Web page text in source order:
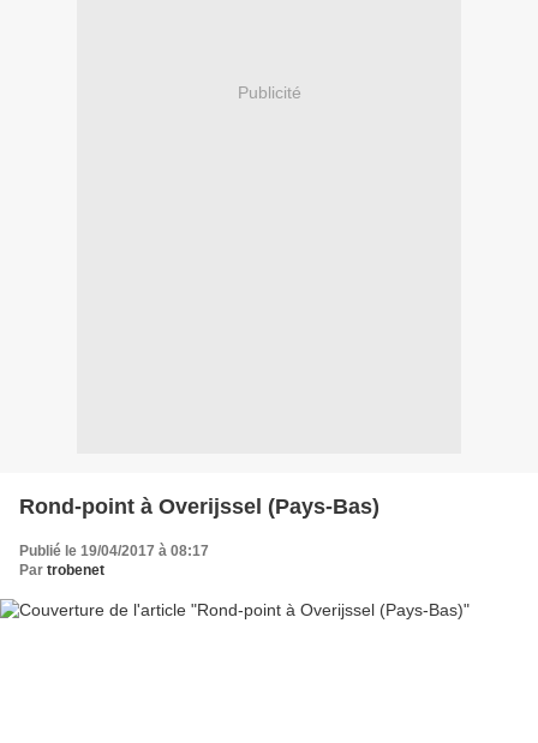
Publicité
Rond-point à Overijssel (Pays-Bas)
Publié le 19/04/2017 à 08:17
Par trobenet